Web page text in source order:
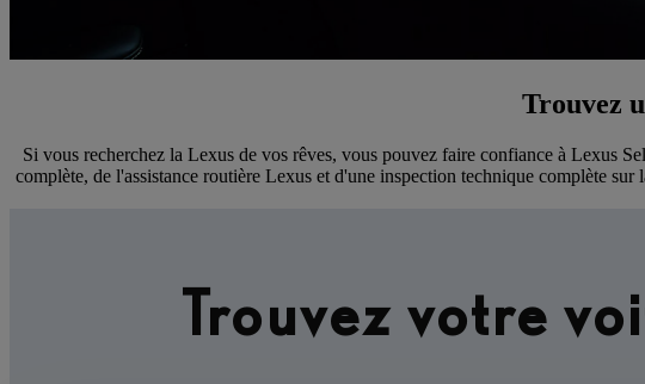
Trouvez
Si vous recherchez la Lexus de vos rêves, vous pouvez faire confiance à Lexus
complète, de l'assistance routière Lexus et d'une inspection technique complète
Trouvez votre